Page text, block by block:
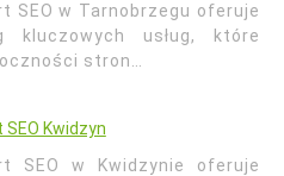
SEO w Tarnobrzegu oferuje
kluczowych usług, które
stron…
SEO Kwidzyn
SEO w Kwidzynie oferuje